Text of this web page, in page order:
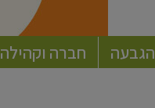
חברה וקהילה